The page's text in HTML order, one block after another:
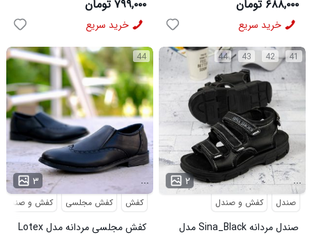
۷۹۹,۰۰۰ تومان
خرید سریع
۶۸۸,۰۰۰ تومان
خرید سریع
44
۳ ...
کفش کفش مجلسی کفش و صندل
کفش مجلسی مردانه مدل Lotex
41
42
43
44
۲ ...
صندل کفش و صندل
صندل مردانه Sina_Black مدل